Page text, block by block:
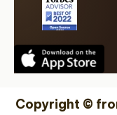
Copyright ©